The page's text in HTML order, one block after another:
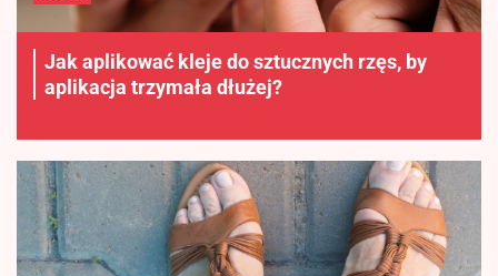
Jak aplikować kleje do sztucznych rzęs, by
aplikacja trzymała dłużej?